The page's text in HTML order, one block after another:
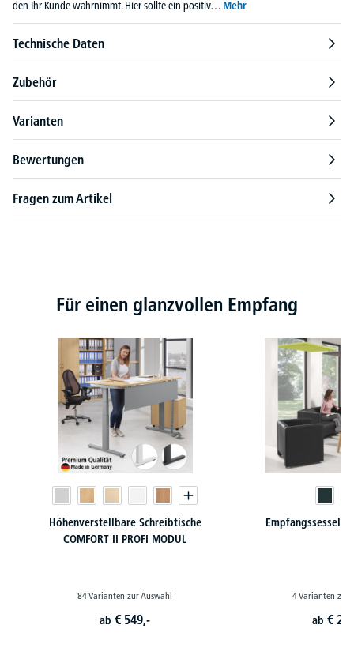
den Ihr Kunde wahrnimmt. Hier sollte ein positiv… Mehr
Technische Daten
Zubehör
Varianten
Bewertungen
Fragen zum Artikel
Produktgalerie überspringen
Für einen glanzvollen Empfang
Höhenverstellbare Schreibtische
COMFORT II PROFI MODUL
84 Varianten zur Auswahl
ab€ 549,-
Empfangssessel /
4 Varianten zur
ab€